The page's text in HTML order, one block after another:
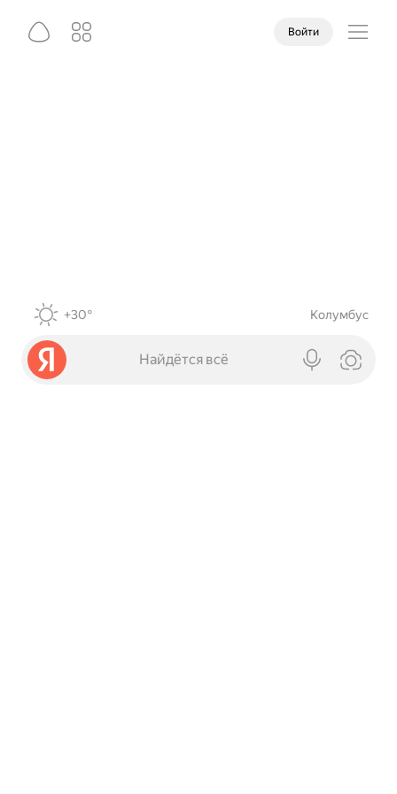
Войти
+30° Колумбус
Найдётся всё